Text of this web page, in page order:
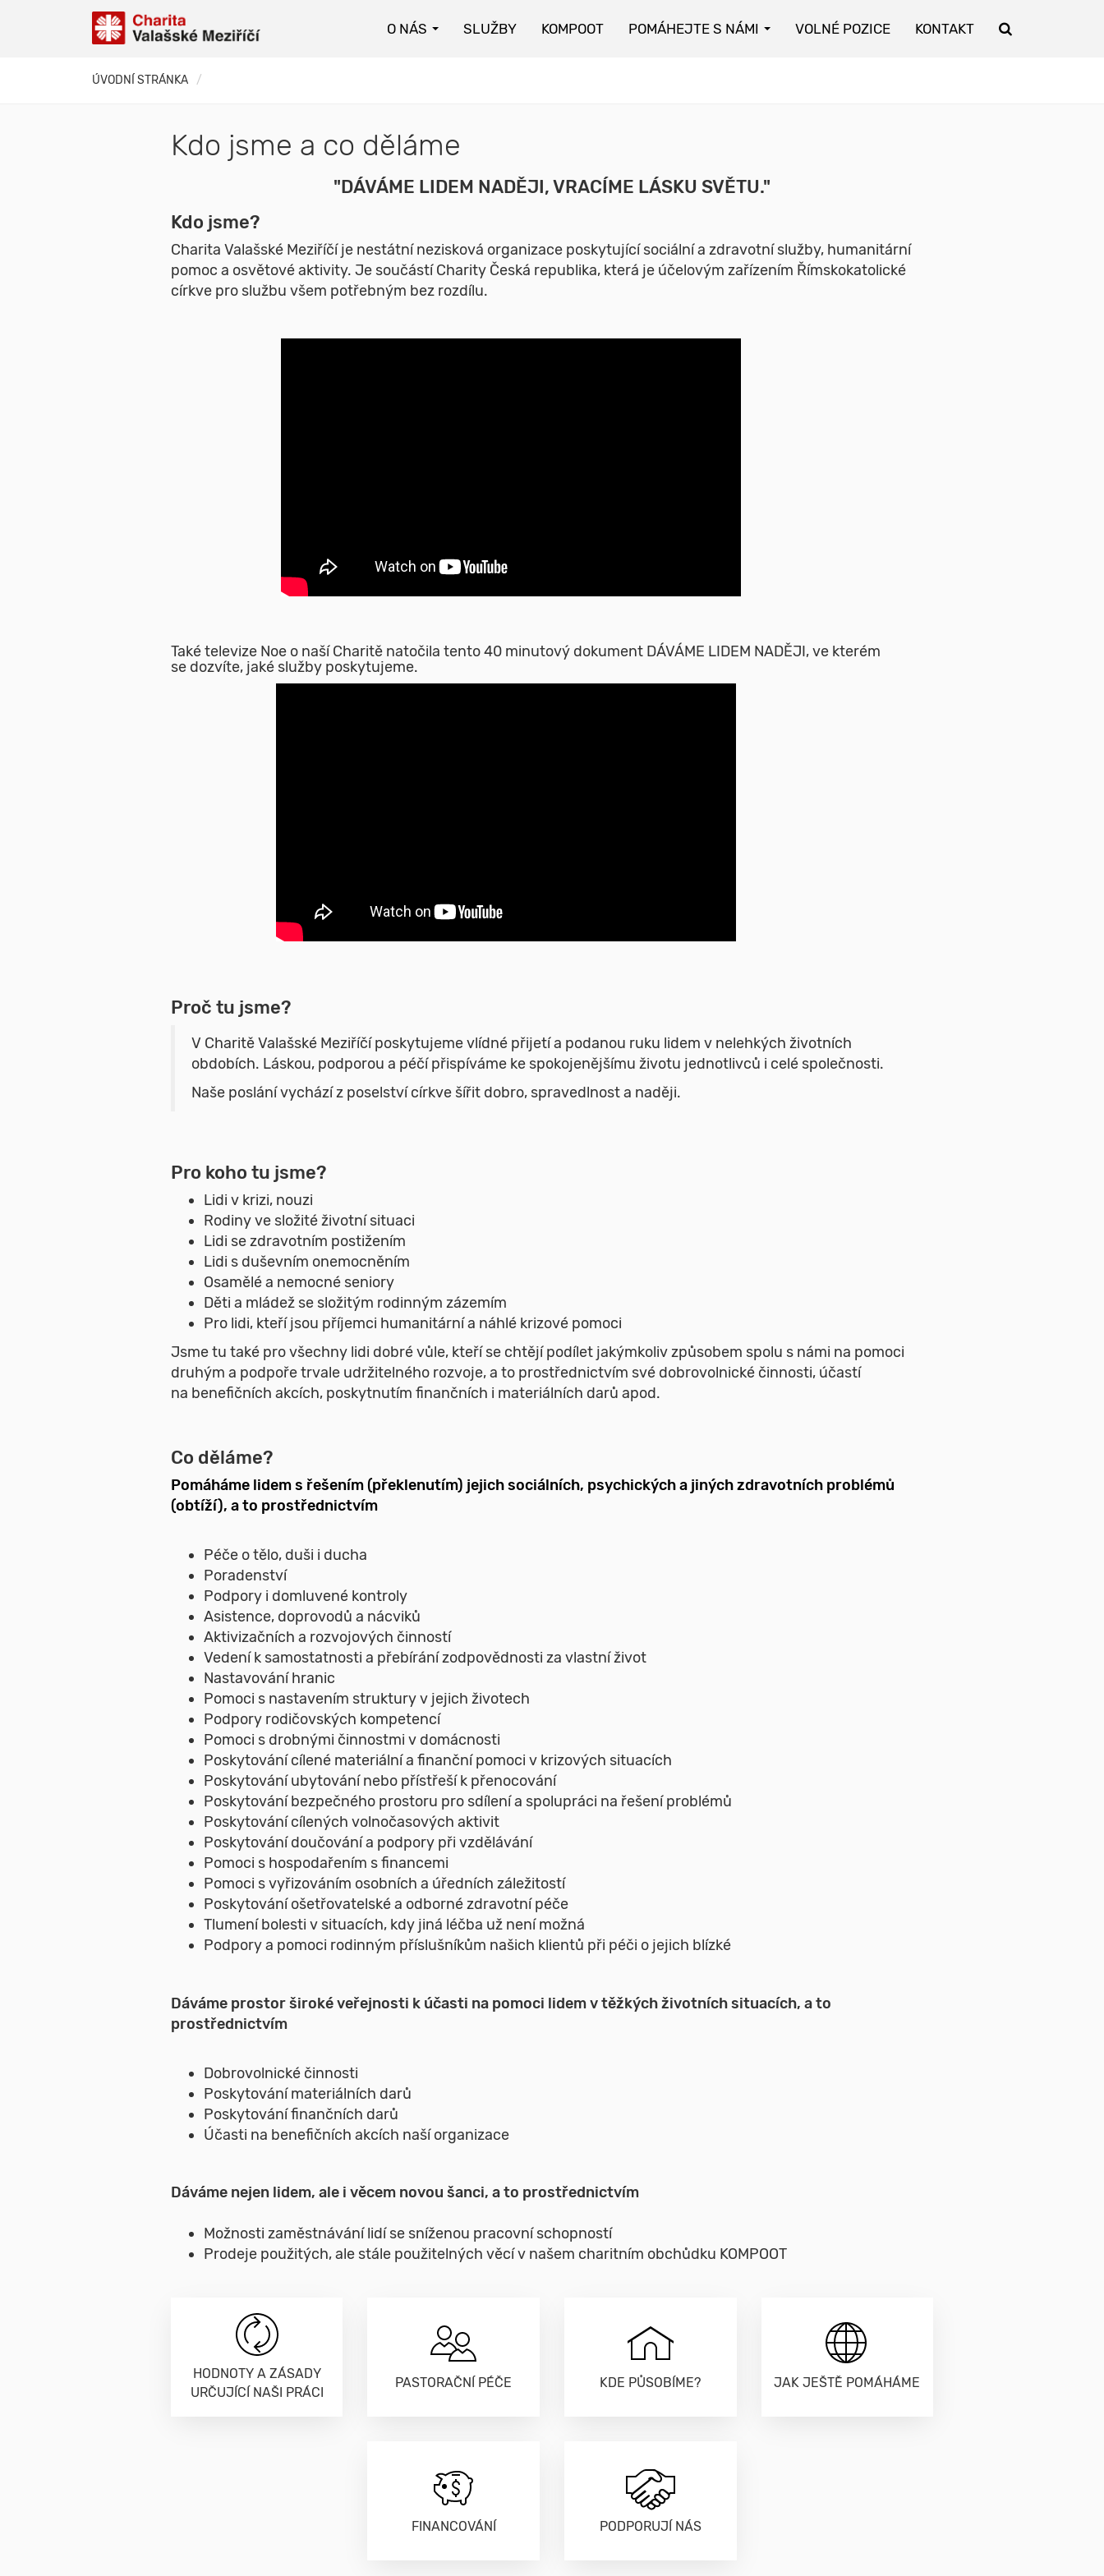
O NÁS SLUŽBY KOMPOOT POMÁHEJTE S NÁMI VOLNÉ POZICE KONTAKT
ÚVODNÍ STRÁNKA
Kdo jsme a co děláme
"DÁVÁME LIDEM NADĚJI, VRACÍME LÁSKU SVĚTU."
Kdo jsme?
Charita Valašské Meziříčí je nestátní nezisková organizace poskytující sociální a zdravotní služby, humanitární
pomoc a osvětové aktivity. Je součástí Charity Česká republika, která je účelovým zařízením Římskokatolické
církve pro službu všem potřebným bez rozdílu.
Také televize Noe o naší Charitě natočila tento 40 minutový dokument DÁVÁME LIDEM NADĚJI, ve kterém
se dozvíte, jaké služby poskytujeme.
Proč tu jsme?
V Charitě Valašské Meziříčí poskytujeme vlídné přijetí a podanou ruku lidem v nelehkých životních
obdobích. Láskou, podporou a péčí přispíváme ke spokojenějšímu životu jednotlivců i celé společnosti.
Naše poslání vychází z poselství církve šířit dobro, spravedlnost a naději.
Pro koho tu jsme?
Lidi v krizi, nouzi
Rodiny ve složité životní situaci
Lidi se zdravotním postižením
Lidi s duševním onemocněním
Osamělé a nemocné seniory
Děti a mládež se složitým rodinným zázemím
Pro lidi, kteří jsou příjemci humanitární a náhlé krizové pomoci
Jsme tu také pro všechny lidi dobré vůle, kteří se chtějí podílet jakýmkoliv způsobem spolu s námi na pomoci
druhým a podpoře trvale udržitelného rozvoje, a to prostřednictvím své dobrovolnické činnosti, účastí
na benefičních akcích, poskytnutím finančních i materiálních darů apod.
Co děláme?
Pomáháme lidem s řešením (překlenutím) jejich sociálních, psychických a jiných zdravotních problémů
(obtíží), a to prostřednictvím
Péče o tělo, duši i ducha
Poradenství
Podpory i domluvené kontroly
Asistence, doprovodů a nácviků
Aktivizačních a rozvojových činností
Vedení k samostatnosti a přebírání zodpovědnosti za vlastní život
Nastavování hranic
Pomoci s nastavením struktury v jejich životech
Podpory rodičovských kompetencí
Pomoci s drobnými činnostmi v domácnosti
Poskytování cílené materiální a finanční pomoci v krizových situacích
Poskytování ubytování nebo přístřeší k přenocování
Poskytování bezpečného prostoru pro sdílení a spolupráci na řešení problémů
Poskytování cílených volnočasových aktivit
Poskytování doučování a podpory při vzdělávání
Pomoci s hospodařením s financemi
Pomoci s vyřizováním osobních a úředních záležitostí
Poskytování ošetřovatelské a odborné zdravotní péče
Tlumení bolesti v situacích, kdy jiná léčba už není možná
Podpory a pomoci rodinným příslušníkům našich klientů při péči o jejich blízké
Dáváme prostor široké veřejnosti k účasti na pomoci lidem v těžkých životních situacích, a to
prostřednictvím
Dobrovolnické činnosti
Poskytování materiálních darů
Poskytování finančních darů
Účasti na benefičních akcích naší organizace
Dáváme nejen lidem, ale i věcem novou šanci, a to prostřednictvím
Možnosti zaměstnávání lidí se sníženou pracovní schopností
Prodeje použitých, ale stále použitelných věcí v našem charitním obchůdku KOMPOOT
HODNOTY A ZÁSADY
URČUJÍCÍ NAŠI PRÁCI
PASTORAČNÍ PÉČE KDE PŮSOBÍME? JAK JEŠTĚ POMÁHÁME
FINANCOVÁNÍ PODPORUJÍ NÁS